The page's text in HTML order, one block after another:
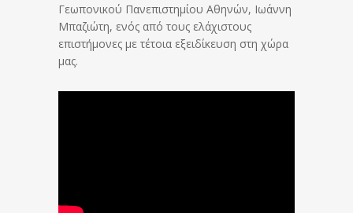
Γεωπονικού Πανεπιστημίου Αθηνών, Ιωάννη
Μπαζιώτη, ενός από τους ελάχιστους
επιστήμονες με τέτοια εξειδίκευση στη χώρα
μας.